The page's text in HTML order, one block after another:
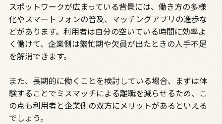
スポットワークが広まっている背景には、働き方の多様
化やスマートフォンの普及、マッチングアプリの進歩な
どがあります。利用者は自分の空いている時間に効率よ
く働けて、企業側は繁忙期や欠員が出たときの人手不足
を解消できます。
また、長期的に働くことを検討している場合、まずは体
験することでミスマッチによる離職を減らせるため、こ
の点も利用者と企業側の双方にメリットがあるといえる
でしょう。